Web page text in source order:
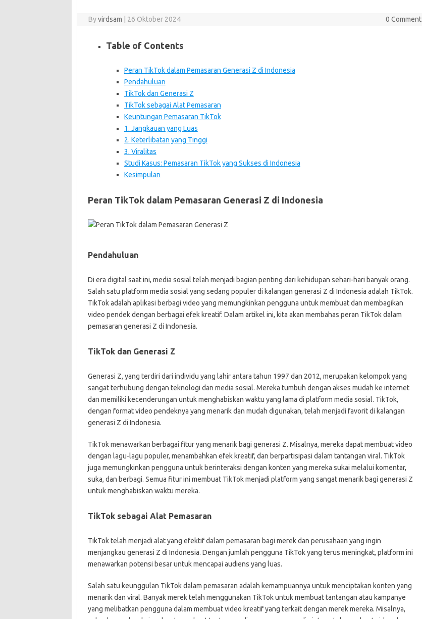
Byvirdsam 26 Oktober 2024 0 Comment
Table of Contents
Peran TikTok dalam Pemasaran Generasi Z di Indonesia
Pendahuluan
TikTok dan Generasi Z
TikTok sebagai Alat Pemasaran
Keuntungan Pemasaran TikTok
1. Jangkauan yang Luas
2. Keterlibatan yang Tinggi
3. Viralitas
Studi Kasus: Pemasaran TikTok yang Sukses di Indonesia
Kesimpulan
Peran TikTok dalam Pemasaran Generasi Z di Indonesia
Pendahuluan
Di era digital saat ini, media sosial telah menjadi bagian penting dari kehidupan sehari-hari banyak orang.
Salah satu platform media sosial yang sedang populer di kalangan generasi Z di Indonesia adalah TikTok.
TikTok adalah aplikasi berbagi video yang memungkinkan pengguna untuk membuat dan membagikan
video pendek dengan berbagai efek kreatif. Dalam artikel ini, kita akan membahas peran TikTok dalam
pemasaran generasi Z di Indonesia.
TikTok dan Generasi Z
Generasi Z, yang terdiri dari individu yang lahir antara tahun 1997 dan 2012, merupakan kelompok yang
sangat terhubung dengan teknologi dan media sosial. Mereka tumbuh dengan akses mudah ke internet
dan memiliki kecenderungan untuk menghabiskan waktu yang lama di platform media sosial. TikTok,
dengan format video pendeknya yang menarik dan mudah digunakan, telah menjadi favorit di kalangan
generasi Z di Indonesia.
TikTok menawarkan berbagai fitur yang menarik bagi generasi Z. Misalnya, mereka dapat membuat video
dengan lagu-lagu populer, menambahkan efek kreatif, dan berpartisipasi dalam tantangan viral. TikTok
juga memungkinkan pengguna untuk berinteraksi dengan konten yang mereka sukai melalui komentar,
suka, dan berbagi. Semua fitur ini membuat TikTok menjadi platform yang sangat menarik bagi generasi Z
untuk menghabiskan waktu mereka.
TikTok sebagai Alat Pemasaran
TikTok telah menjadi alat yang efektif dalam pemasaran bagi merek dan perusahaan yang ingin
menjangkau generasi Z di Indonesia. Dengan jumlah pengguna TikTok yang terus meningkat, platform ini
menawarkan potensi besar untuk mencapai audiens yang luas.
Salah satu keunggulan TikTok dalam pemasaran adalah kemampuannya untuk menciptakan konten yang
menarik dan viral. Banyak merek telah menggunakan TikTok untuk membuat tantangan atau kampanye
yang melibatkan pengguna dalam membuat video kreatif yang terkait dengan merek mereka. Misalnya,